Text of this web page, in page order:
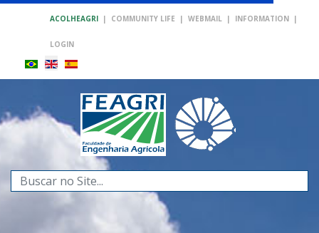
ACOLHEAGRI | COMMUNITY LIFE | WEBMAIL | INFORMATION |
LOGIN
Search
...